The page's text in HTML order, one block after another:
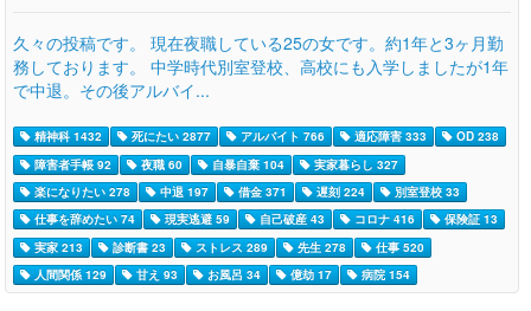
久々の投稿です。 現在夜職している25の女です。約1年と3ヶ月勤
務しております。 中学時代別室登校、高校にも入学しましたが1年
で中退。その後アルバイ...
精神科 1432 死にたい 2877 アルバイト 766 適応障害 333
OD 238
障害者手帳 92
夜職 60 自暴自棄 104
実家暮らし 327
楽になりたい 278
中退 197 借金 371 遅刻 224
別室登校 33
仕事を辞めたい 74
現実逃避 59 自己破産 43 コロナ 416
保険証 13
実家 213
診断書 23 ストレス 289 先生 278
仕事 520
人間関係 129
甘え 93 お風呂 34 億劫 17 病院 154